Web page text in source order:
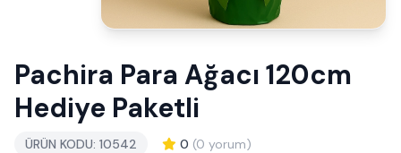
Pachira Para Ağacı 120cm
Hediye Paketli
ÜRÜN KODU: 10542 0 (0 yorum)